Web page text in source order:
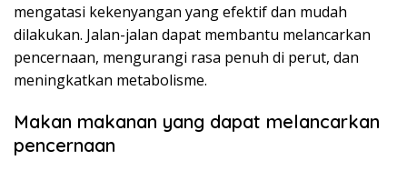
mengatasi kekenyangan yang efektif dan mudah
dilakukan. Jalan-jalan dapat membantu melancarkan
pencernaan, mengurangi rasa penuh di perut, dan
meningkatkan metabolisme.
Makan makanan yang dapat melancarkan
pencernaan